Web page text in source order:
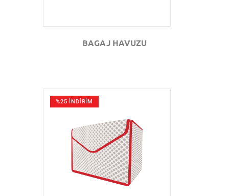
BAGAJ HAVUZU
%25 İNDİRİM
GÖZAT